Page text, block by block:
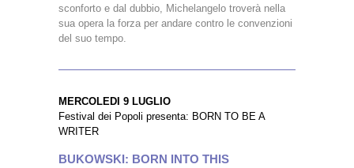
sconforto e dal dubbio, Michelangelo troverà nella
sua opera la forza per andare contro le convenzioni
del suo tempo.
MERCOLEDI 9 LUGLIO
Festival dei Popoli presenta: BORN TO BE A
WRITER
BUKOWSKI: BORN INTO THIS